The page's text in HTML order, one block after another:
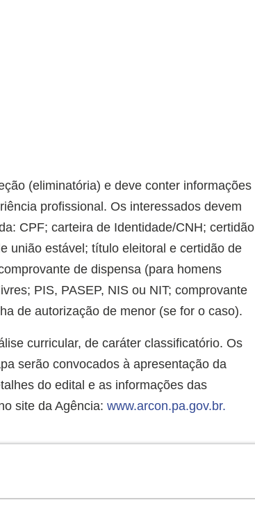
(eliminatória) e deve conter informações
profissional. Os interessados devem
CPF; carteira de Identidade/CNH; certidão
união estável; título eleitoral e certidão de
de dispensa (para homens
PIS, PASEP, NIS ou NIT; comprovante
de autorização de menor (se for o caso).
curricular, de caráter classificatório. Os
serão convocados à apresentação da
do edital e as informações das
site da Agência:www.arcon.pa.gov.br.